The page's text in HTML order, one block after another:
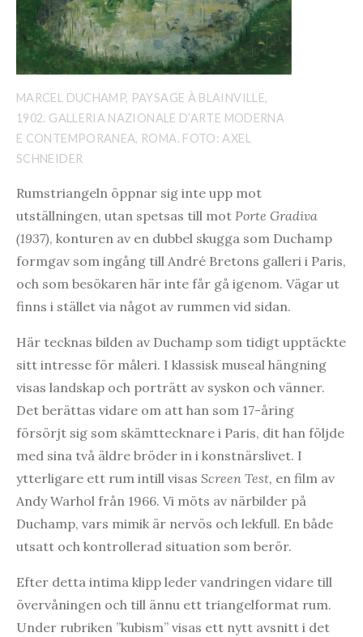
MARCEL DUCHAMP, PAYSAGE À BLAINVILLE,
1902. GALLERIA NAZIONALE D’ARTE MODERNA
E CONTEMPORANEA, ROMA. FOTO: AXEL
SCHNEIDER
Rumstriangeln öppnar sig inte upp mot
utställningen, utan spetsas till mot Porte Gradiva
(1937), konturen av en dubbel skugga som Duchamp
formgav som ingång till André Bretons galleri i Paris,
och som besökaren här inte får gå igenom. Vägar ut
finns i stället via något av rummen vid sidan.
Här tecknas bilden av Duchamp som tidigt upptäckte
sitt intresse för måleri. I klassisk museal hängning
visas landskap och porträtt av syskon och vänner.
Det berättas vidare om att han som 17-åring
försörjt sig som skämttecknare i Paris, dit han följde
med sina två äldre bröder in i konstnärslivet. I
ytterligare ett rum intill visas Screen Test, en film av
Andy Warhol från 1966. Vi möts av närbilder på
Duchamp, vars mimik är nervös och lekfull. En både
utsatt och kontrollerad situation som berör.
Efter detta intima klipp leder vandringen vidare till
övervåningen och till ännu ett triangelformat rum.
Under rubriken ”kubism” visas ett nytt avsnitt i det